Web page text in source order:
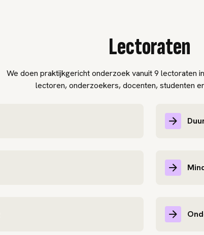
Lectoraten
We doen praktijkgericht onderzoek vanuit 9 lectoraten
lectoren, onderzoekers, docenten, studenten